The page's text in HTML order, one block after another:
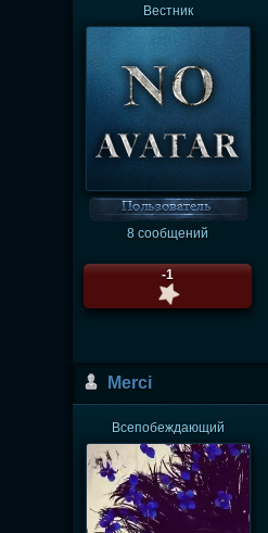
Вестник
8 сообщений
-1
Мerci
Всепобеждающий